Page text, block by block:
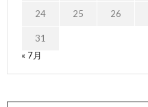
24 25 26
31
« 7月